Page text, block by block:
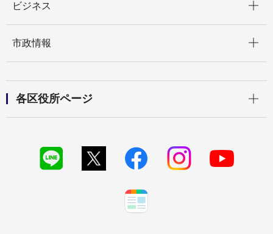
ビジネス
市政情報
各区役所ページ